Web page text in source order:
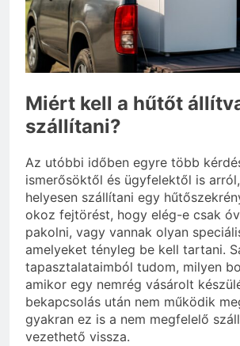
Mennyi
3 Nap Ezelőtt
Miért kell a hűtőt
szállítani?
Az utóbbi időben egyre több
ismerősöktől és ügyfelektől is
helyesen szállítani egy
okoz fejtörést, hogy elég-e csak
pakolni, vagy vannak olyan
amelyeket tényleg be kell tartani.
tapasztalataimból tudom, milyen
amikor egy nemrég vásárolt
bekapcsolás után nem működik
gyakran ez is a nem megfelelő
vezethető vissza.